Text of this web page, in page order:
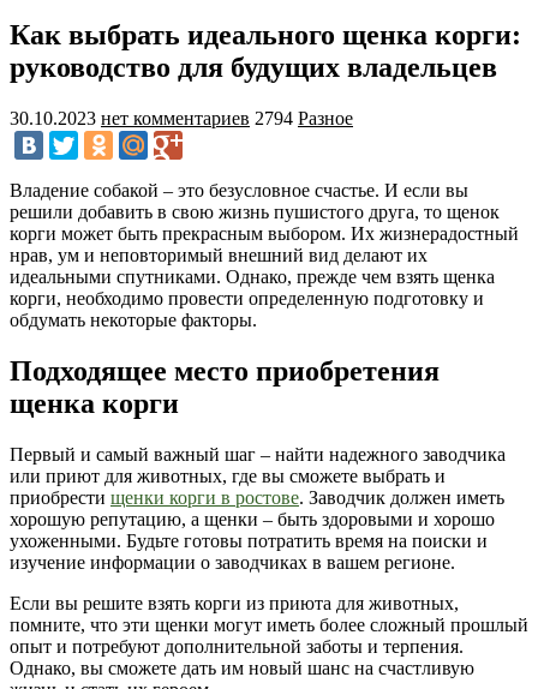
Как выбрать идеального щенка корги:
руководство для будущих владельцев
30.10.2023 нет комментариев 2794 Разное
Владение собакой – это безусловное счастье. И если вы
решили добавить в свою жизнь пушистого друга, то щенок
корги может быть прекрасным выбором. Их жизнерадостный
нрав, ум и неповторимый внешний вид делают их
идеальными спутниками. Однако, прежде чем взять щенка
корги, необходимо провести определенную подготовку и
обдумать некоторые факторы.
Подходящее место приобретения
щенка корги
Первый и самый важный шаг – найти надежного заводчика
или приют для животных, где вы сможете выбрать и
приобрести щенки корги в ростове. Заводчик должен иметь
хорошую репутацию, а щенки – быть здоровыми и хорошо
ухоженными. Будьте готовы потратить время на поиски и
изучение информации о заводчиках в вашем регионе.
Если вы решите взять корги из приюта для животных,
помните, что эти щенки могут иметь более сложный прошлый
опыт и потребуют дополнительной заботы и терпения.
Однако, вы сможете дать им новый шанс на счастливую